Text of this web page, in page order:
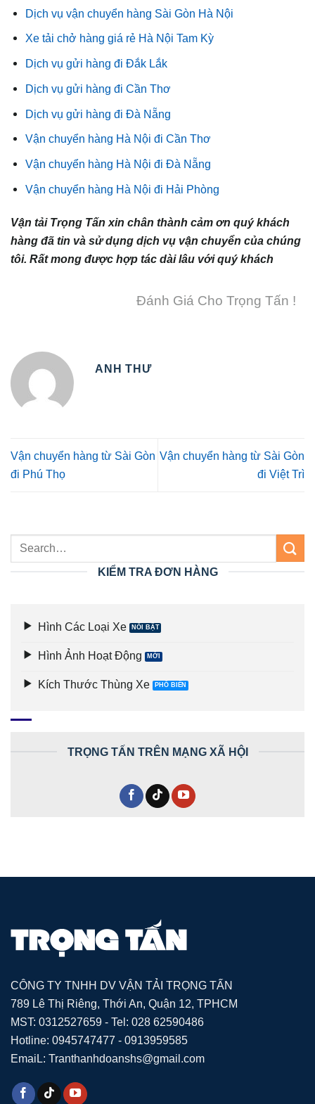
Dịch vụ vận chuyển hàng Sài Gòn Hà Nội
Xe tải chở hàng giá rẻ Hà Nội Tam Kỳ
Dịch vụ gửi hàng đi Đắk Lắk
Dịch vụ gửi hàng đi Cần Thơ
Dịch vụ gửi hàng đi Đà Nẵng
Vận chuyển hàng Hà Nội đi Cần Thơ
Vận chuyển hàng Hà Nội đi Đà Nẵng
Vận chuyển hàng Hà Nội đi Hải Phòng
Vận tải Trọng Tấn xin chân thành cảm ơn quý khách
hàng đã tin và sử dụng dịch vụ vận chuyển của chúng
tôi. Rất mong được hợp tác dài lâu với quý khách
Đánh Giá Cho Trọng Tấn !
ANH THƯ
Vận chuyển hàng từ Sài Gòn
đi Phú Thọ
Vận chuyển hàng từ Sài Gòn
đi Việt Trì
KIỂM TRA ĐƠN HÀNG
Hình Các Loại Xe
Hình Ảnh Hoạt Động
Kích Thước Thùng Xe
TRỌNG TẤN TRÊN MẠNG XÃ HỘI
CÔNG TY TNHH DV VẬN TẢI TRỌNG TẤN
789 Lê Thị Riêng, Thới An, Quận 12, TPHCM
MST: 0312527659 - Tel: 028 62590486
Hotline: 0945747477 - 0913959585
EmaiL: Tranthanhdoanshs@gmail.com